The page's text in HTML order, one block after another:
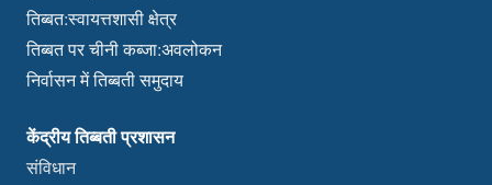
तिब्बत:स्वायत्तशासी क्षेत्र
तिब्बत पर चीनी कब्जा:अवलोकन
निर्वासन में तिब्बती समुदाय
केंद्रीय तिब्बती प्रशासन
संविधान